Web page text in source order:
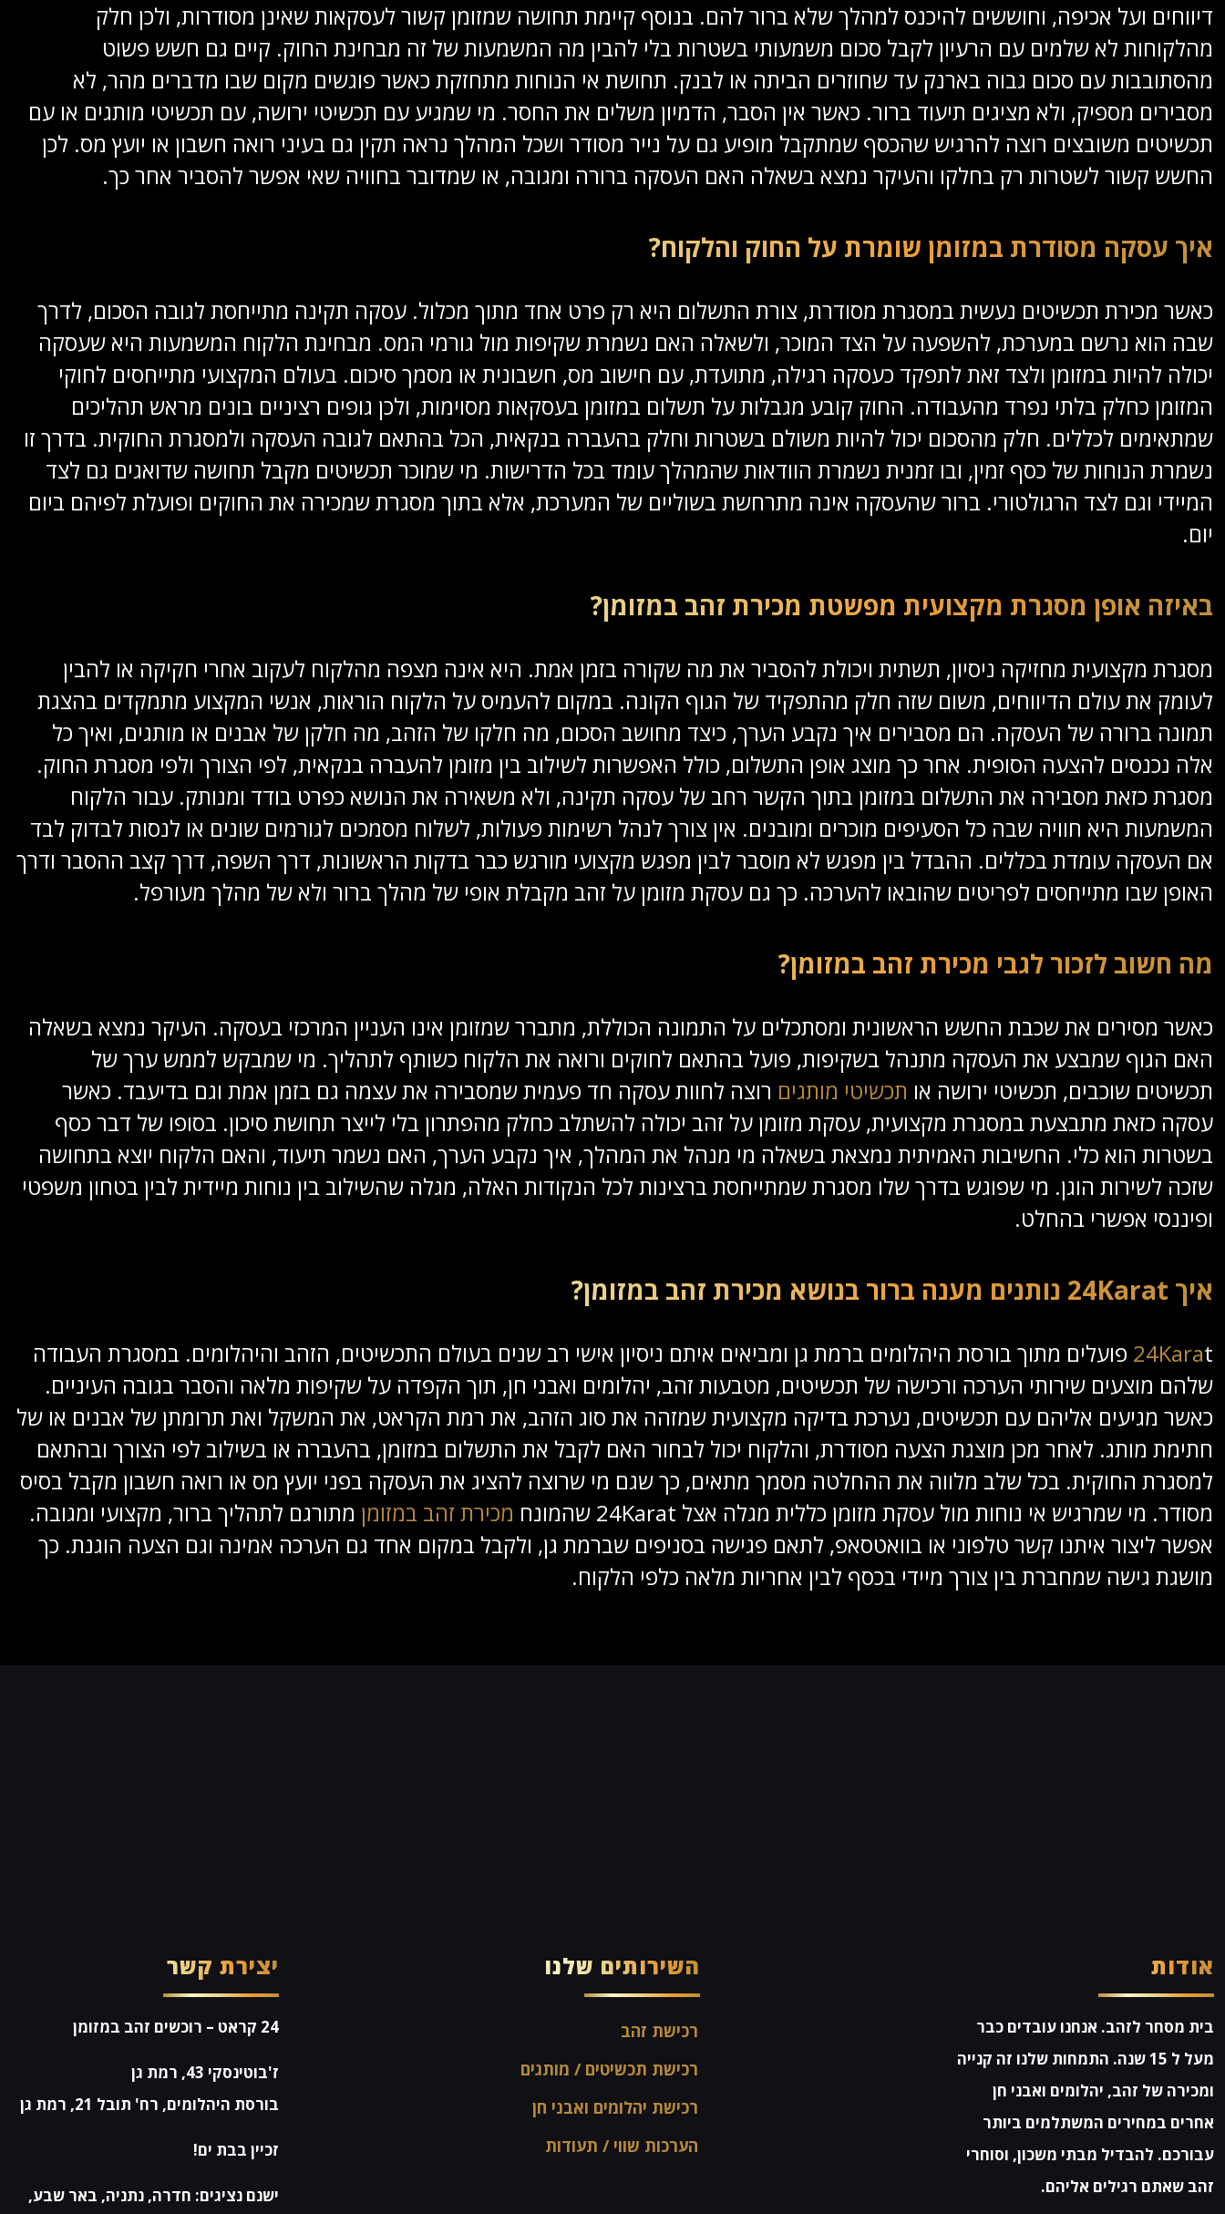
דיווחים ועל אכיפה, וחוששים להיכנס למהלך שלא ברור להם. בנוסף קיימת תחושה שמזומן קשור לעסקאות שאינן מסודרות, ולכן חלק
מהלקוחות לא שלמים עם הרעיון לקבל סכום משמעותי בשטרות בלי להבין מה המשמעות של זה מבחינת החוק. קיים גם חשש פשוט
מהסתובבות עם סכום גבוה בארנק עד שחוזרים הביתה או לבנק. תחושת אי הנוחות מתחזקת כאשר פוגשים מקום שבו מדברים מהר, לא
מסבירים מספיק, ולא מציגים תיעוד ברור. כאשר אין הסבר, הדמיון משלים את החסר. מי שמגיע עם תכשיטי ירושה, עם תכשיטי מותגים או עם
תכשיטים משובצים רוצה להרגיש שהכסף שמתקבל מופיע גם על נייר מסודר ושכל המהלך נראה תקין גם בעיני רואה חשבון או יועץ מס. לכן
החשש קשור לשטרות רק בחלקו והעיקר נמצא בשאלה האם העסקה ברורה ומגובה, או שמדובר בחוויה שאי אפשר להסביר אחר כך.
איך עסקה מסודרת במזומן שומרת על החוק והלקוח?
כאשר מכירת תכשיטים נעשית במסגרת מסודרת, צורת התשלום היא רק פרט אחד מתוך מכלול. עסקה תקינה מתייחסת לגובה הסכום, לדרך
שבה הוא נרשם במערכת, להשפעה על הצד המוכר, ולשאלה האם נשמרת שקיפות מול גורמי המס. מבחינת הלקוח המשמעות היא שעסקה
יכולה להיות במזומן ולצד זאת לתפקד כעסקה רגילה, מתועדת, עם חישוב מס, חשבונית או מסמך סיכום. בעולם המקצועי מתייחסים לחוקי
המזומן כחלק בלתי נפרד מהעבודה. החוק קובע מגבלות על תשלום במזומן בעסקאות מסוימות, ולכן גופים רציניים בונים מראש תהליכים
שמתאימים לכללים. חלק מהסכום יכול להיות משולם בשטרות וחלק בהעברה בנקאית, הכל בהתאם לגובה העסקה ולמסגרת החוקית. בדרך זו
נשמרת הנוחות של כסף זמין, ובו זמנית נשמרת הוודאות שהמהלך עומד בכל הדרישות. מי שמוכר תכשיטים מקבל תחושה שדואגים גם לצד
המיידי וגם לצד הרגולטורי. ברור שהעסקה אינה מתרחשת בשוליים של המערכת, אלא בתוך מסגרת שמכירה את החוקים ופועלת לפיהם ביום
יום.
באיזה אופן מסגרת מקצועית מפשטת מכירת זהב במזומן?
מסגרת מקצועית מחזיקה ניסיון, תשתית ויכולת להסביר את מה שקורה בזמן אמת. היא אינה מצפה מהלקוח לעקוב אחרי חקיקה או להבין
לעומק את עולם הדיווחים, משום שזה חלק מהתפקיד של הגוף הקונה. במקום להעמיס על הלקוח הוראות, אנשי המקצוע מתמקדים בהצגת
תמונה ברורה של העסקה. הם מסבירים איך נקבע הערך, כיצד מחושב הסכום, מה חלקו של הזהב, מה חלקן של אבנים או מותגים, ואיך כל
אלה נכנסים להצעה הסופית. אחר כך מוצג אופן התשלום, כולל האפשרות לשילוב בין מזומן להעברה בנקאית, לפי הצורך ולפי מסגרת החוק.
מסגרת כזאת מסבירה את התשלום במזומן בתוך הקשר רחב של עסקה תקינה, ולא משאירה את הנושא כפרט בודד ומנותק. עבור הלקוח
המשמעות היא חוויה שבה כל הסעיפים מוכרים ומובנים. אין צורך לנהל רשימות פעולות, לשלוח מסמכים לגורמים שונים או לנסות לבדוק לבד
אם העסקה עומדת בכללים. ההבדל בין מפגש לא מוסבר לבין מפגש מקצועי מורגש כבר בדקות הראשונות, דרך השפה, דרך קצב ההסבר ודרך
האופן שבו מתייחסים לפריטים שהובאו להערכה. כך גם עסקת מזומן על זהב מקבלת אופי של מהלך ברור ולא של מהלך מעורפל.
מה חשוב לזכור לגבי מכירת זהב במזומן?
כאשר מסירים את שכבת החשש הראשונית ומסתכלים על התמונה הכוללת, מתברר שמזומן אינו העניין המרכזי בעסקה. העיקר נמצא בשאלה
האם הגוף שמבצע את העסקה מתנהל בשקיפות, פועל בהתאם לחוקים ורואה את הלקוח כשותף לתהליך. מי שמבקש לממש ערך של
תכשיטים שוכבים, תכשיטי ירושה או תכשיטי מותגים רוצה לחוות עסקה חד פעמית שמסבירה את עצמה גם בזמן אמת וגם בדיעבד. כאשר
עסקה כזאת מתבצעת במסגרת מקצועית, עסקת מזומן על זהב יכולה להשתלב כחלק מהפתרון בלי לייצר תחושת סיכון. בסופו של דבר כסף
בשטרות הוא כלי. החשיבות האמיתית נמצאת בשאלה מי מנהל את המהלך, איך נקבע הערך, האם נשמר תיעוד, והאם הלקוח יוצא בתחושה
שזכה לשירות הוגן. מי שפוגש בדרך שלו מסגרת שמתייחסת ברצינות לכל הנקודות האלה, מגלה שהשילוב בין נוחות מיידית לבין בטחון משפטי
ופיננסי אפשרי בהחלט.
איך 24Karat נותנים מענה ברור בנושא מכירת זהב במזומן?
24Kara t פועלים מתוך בורסת היהלומים ברמת גן ומביאים איתם ניסיון אישי רב שנים בעולם התכשיטים, הזהב והיהלומים. במסגרת העבודה
שלהם מוצעים שירותי הערכה ורכישה של תכשיטים, מטבעות זהב, יהלומים ואבני חן, תוך הקפדה על שקיפות מלאה והסבר בגובה העיניים.
כאשר מגיעים אליהם עם תכשיטים, נערכת בדיקה מקצועית שמזהה את סוג הזהב, את רמת הקראט, את המשקל ואת תרומתן של אבנים או של
חתימת מותג. לאחר מכן מוצגת הצעה מסודרת, והלקוח יכול לבחור האם לקבל את התשלום במזומן, בהעברה או בשילוב לפי הצורך ובהתאם
למסגרת החוקית. בכל שלב מלווה את ההחלטה מסמך מתאים, כך שגם מי שרוצה להציג את העסקה בפני יועץ מס או רואה חשבון מקבל בסיס
מסודר. מי שמרגיש אי נוחות מול עסקת מזומן כללית מגלה אצל 24Karat שהמונח
מכירת זהב במזומן מתורגם לתהליך ברור, מקצועי ומגובה.
אפשר ליצור איתנו קשר טלפוני או בוואטסאפ, לתאם פגישה בסניפים שברמת גן, ולקבל במקום אחד גם הערכה אמינה וגם הצעה הוגנת. כך
מושגת גישה שמחברת בין צורך מיידי בכסף לבין אחריות מלאה כלפי הלקוח.
אודות
בית מסחר לזהב. אנחנו עובדים כבר
מעל ל 15 שנה. התמחות שלנו זה קנייה
ומכירה של זהב, יהלומים ואבני חן
אחרים במחירים המשתלמים ביותר
עבורכם. להבדיל מבתי משכון, וסוחרי
זהב שאתם רגילים אליהם.
השירותים שלנו
רכישת זהב
רכישת תכשיטים / מותגים
רכישת יהלומים ואבני חן
הערכות שווי / תעודות
יצירת קשר
24 קראט – רוכשים זהב במזומן
ז'בוטינסקי 43, רמת גן
בורסת היהלומים, רח' תובל 21, רמת גן
זכיין בבת ים!
ישנם נציגים: חדרה, נתניה, באר שבע,